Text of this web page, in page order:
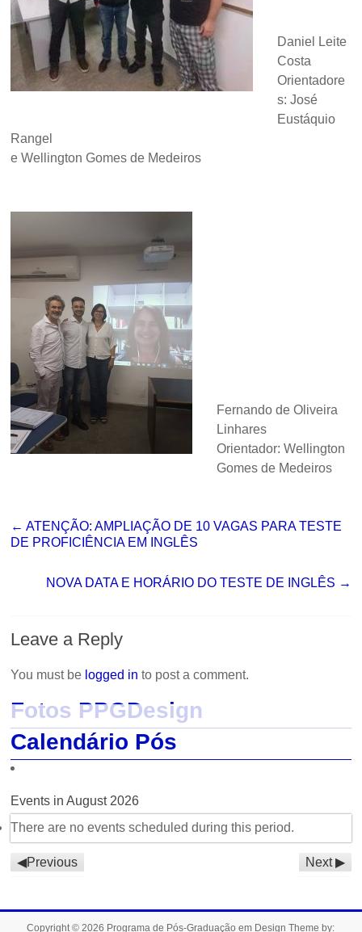
Daniel Leite
Costa
Orientadore
s: José
Eustáquio
Rangel
e Wellington Gomes de Medeiros
Fernando de Oliveira
Linhares
Orientador: Wellington
Gomes de Medeiros
← ATENÇÃO: AMPLIAÇÃO DE 10 VAGAS PARA TESTE
DE PROFICIÊNCIA EM INGLÊS
NOVA DATA E HORÁRIO DO TESTE DE INGLÊS →
Leave a Reply
You must be logged in to post a comment.
Fotos PPGDesign
Calendário Pós
Events in August 2026
There are no events scheduled during this period.
Previous Next
Copyright © 2026 Programa de Pós-Graduação em Design Theme by: